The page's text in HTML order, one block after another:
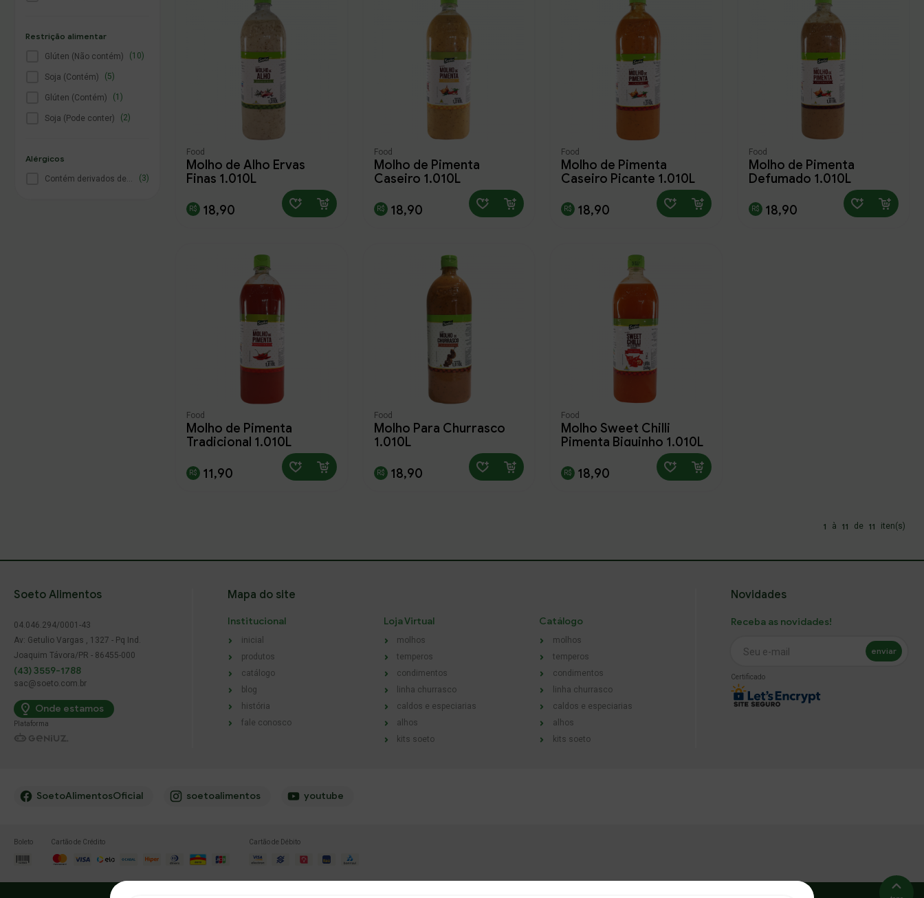
Restrição alimentar
Glúten (Não contém) (10)
Soja (Contém) (5)
Glúten (Contém) (1)
Soja (Pode conter) (2)
Alérgicos
Contém derivados de soja (3)
Food
Molho de Alho Ervas
Finas 1,010L
18,90
Food
Molho de Pimenta
Caseiro 1,010L
18,90
Food
Molho de Pimenta
Caseiro Picante 1,010L
18,90
Food
Molho de Pimenta
Defumado 1,010L
18,90
Food
Molho de Pimenta
Tradicional 1,010L
11,90
Food
Molho Para Churrasco
1,010L
18,90
Food
Molho Sweet Chilli
Pimenta Biquinho 1,010L
18,90
1 à 11 de 11 iten(s)
Soeto Alimentos
04.046.294/0001-43
Av: Getulio Vargas , 1327 - Pq Ind.
Joaquim Távora/PR - 86455-000
(43) 3559-1788
sac@soeto.com.br
Onde estamos
Plataforma
Mapa do site
Institucional
inicial
produtos
catálogo
blog
história
fale conosco
Loja Virtual
molhos
temperos
condimentos
linha churrasco
caldos e especiarias
alhos
kits soeto
Catálogo
molhos
temperos
condimentos
linha churrasco
caldos e especiarias
alhos
kits soeto
Novidades
Receba as novidades!
Seu e-mail enviar
Certificado
SoetoAlimentosOficial soetoalimentos youtube
Boleto Cartão de Crédito Cartão de Débito
Trabalho
Número
Continuar Meu carrinho
Continuar Meu carrinho
Alterar Senha
Nova Senha
Confirmação
Buscar produtos
Digite um texto Continuar